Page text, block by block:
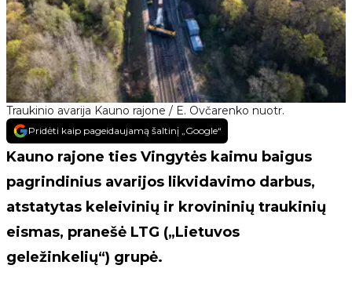
Traukinio avarija Kauno rajone / E. Ovčarenko nuotr.
Pridėti kaip pageidaujamą šaltinį „Google“
Kauno rajone ties Vingytės kaimu baigus
pagrindinius avarijos likvidavimo darbus,
atstatytas keleivinių ir krovininių traukinių
eismas, pranešė LTG („Lietuvos
geležinkelių“) grupė.